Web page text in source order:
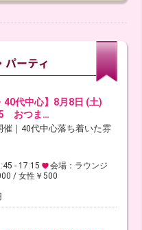
40代中心】8月8日 (土)
おつま…
催｜40代中心落ち着いた雰
- 17:15
会場：ラウンジ
/ 女性￥500